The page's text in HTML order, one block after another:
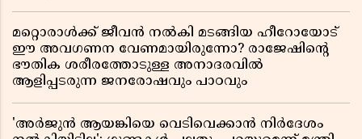
മറ്റൊരാൾക്ക് ജീവൻ നൽകി മടങ്ങിയ ഹീറോയോട്
ഈ അവഗണന വേണമായിരുന്നോ? രാജേഷിൻ്റെ
ഭൗതിക ശരീരത്തോടുള്ള അനാദരവിൽ
ആളിപ്പടരുന്ന ജനരോഷവും പാഠവും
'അർജുൻ ആയങ്കിയെ വെടിവെക്കാൻ നിർദേശം